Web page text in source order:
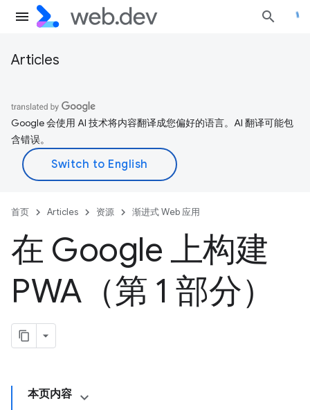
Articles
Google 会使用 AI 技术将内容翻译成您偏好的语言。AI 翻译可能包
含错误。
首页 Articles 资源 渐进式 Web 应用
在 Google 上构建
PWA（第 1 部分）
本页内容